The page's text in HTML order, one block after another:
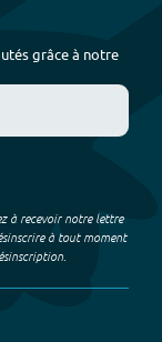
grâce à notre
à recevoir notre lettre
à tout moment